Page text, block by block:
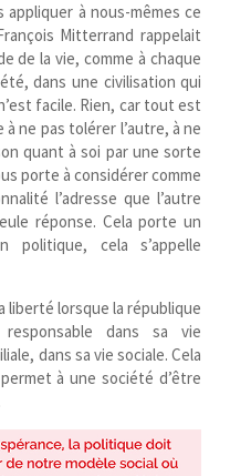
appliquer à nous-​mêmes ce
Mitterrand rappelait
de la vie, comme à chaque
dans une civilisation qui
facile. Rien, car tout est
ne pas tolérer l’autre, à ne
quant à soi par une sorte
porte à considérer comme
l’adresse que l’autre
réponse. Cela porte un
cela s’appelle
liberté lorsque la république
dans sa vie
dans sa vie sociale. Cela
permet à une société d’être